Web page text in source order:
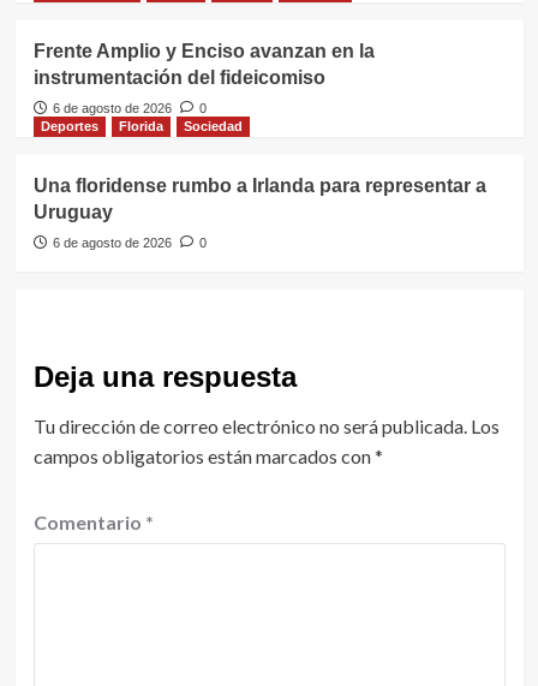
Frente Amplio y Enciso avanzan en la
instrumentación del fideicomiso
6 de agosto de 2026
0
Deportes
Florida Sociedad
Una floridense rumbo a Irlanda para representar a
Uruguay
6 de agosto de 2026 0
Deja una respuesta
Tu dirección de correo electrónico no será publicada. Los
campos obligatorios están marcados con*
Comentario *